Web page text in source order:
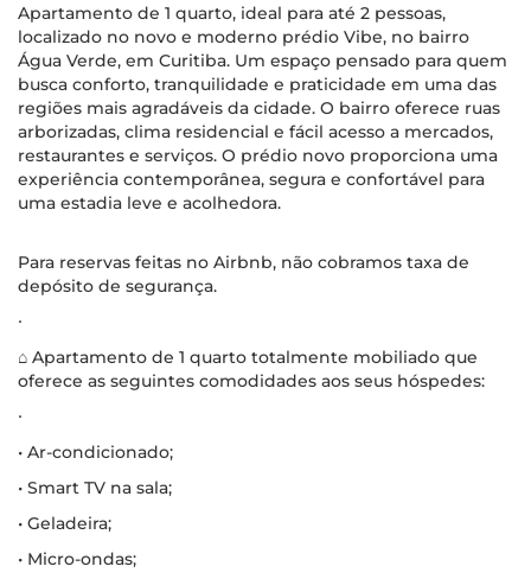
Apartamento de 1 quarto, ideal para até 2 pessoas,
localizado no novo e moderno prédio Vibe, no bairro
Água Verde, em Curitiba. Um espaço pensado para quem
busca conforto, tranquilidade e praticidade em uma das
regiões mais agradáveis da cidade. O bairro oferece ruas
arborizadas, clima residencial e fácil acesso a mercados,
restaurantes e serviços. O prédio novo proporciona uma
experiência contemporânea, segura e confortável para
uma estadia leve e acolhedora.
Para reservas feitas no Airbnb, não cobramos taxa de
depósito de segurança.
∙
⌂ Apartamento de 1 quarto totalmente mobiliado que
oferece as seguintes comodidades aos seus hóspedes:
∙
• Ar-condicionado;
• Smart TV na sala;
• Geladeira;
• Micro-ondas;